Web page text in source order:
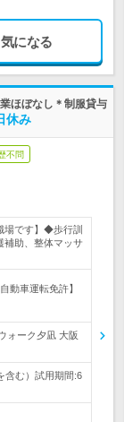
気になる
ほぼなし＊制服貸与
休み
不問
場です】◆歩行訓
補助、整体マッサ
動車運転免許】
ォーク夕凪 大阪
含む）試用期間:6